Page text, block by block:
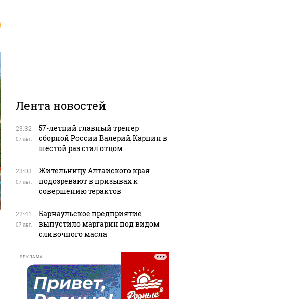
Лента новостей
23:32
07 авг.
57-летний главный тренер
сборной России Валерий Карпин в
шестой раз стал отцом
23:03
07 авг.
Жительницу Алтайского края
подозревают в призывах к
совершению терактов
22:41
07 авг.
Барнаульское предприятие
выпустило маргарин под видом
сливочного масла
РЕКЛАМА